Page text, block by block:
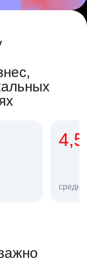
**
в hh.ru